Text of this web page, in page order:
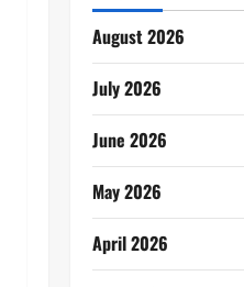
August 2026
July 2026
June 2026
May 2026
April 2026